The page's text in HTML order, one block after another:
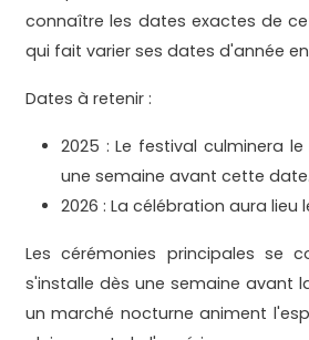
connaître les dates exactes de
qui fait varier ses dates d'année
Dates à retenir :
2025 : Le festival culminera
une semaine avant cette date.
2026 : La célébration aura lieu
Les cérémonies principales se
s'installe dès une semaine avant
un marché nocturne animent